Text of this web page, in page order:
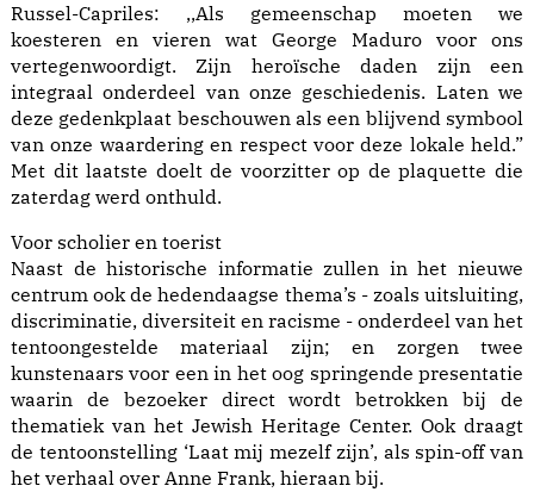
Russel-Capriles: ,,Als gemeenschap moeten we
koesteren en vieren wat George Maduro voor ons
vertegenwoordigt. Zijn heroïsche daden zijn een
integraal onderdeel van onze geschiedenis. Laten we
deze gedenkplaat beschouwen als een blijvend symbool
van onze waardering en respect voor deze lokale held.”
Met dit laatste doelt de voorzitter op de plaquette die
zaterdag werd onthuld.
Voor scholier en toerist
Naast de historische informatie zullen in het nieuwe
centrum ook de hedendaagse thema’s - zoals uitsluiting,
discriminatie, diversiteit en racisme - onderdeel van het
tentoongestelde materiaal zijn; en zorgen twee
kunstenaars voor een in het oog springende presentatie
waarin de bezoeker direct wordt betrokken bij de
thematiek van het Jewish Heritage Center. Ook draagt
de tentoonstelling ‘Laat mij mezelf zijn’, als spin-off van
het verhaal over Anne Frank, hieraan bij.